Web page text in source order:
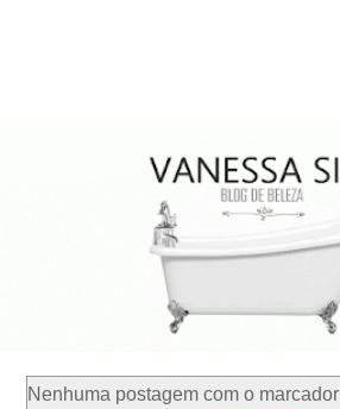
Nenhuma postagem com o marcador